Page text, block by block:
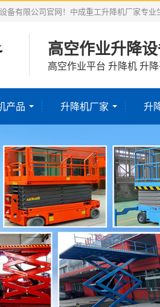
备有限公司官网！中成重工升降机厂家专
高空作业升降
高空作业平台 升降机 升
产品 升降机厂家 升